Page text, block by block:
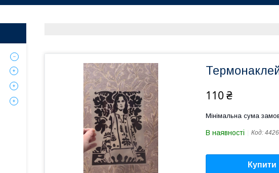
110 ₴
Мінімальна сума
В наявності Код: 4426
Купити